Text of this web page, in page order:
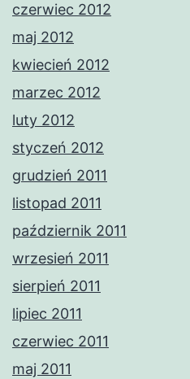
czerwiec 2012
maj 2012
kwiecień 2012
marzec 2012
luty 2012
styczeń 2012
grudzień 2011
listopad 2011
październik 2011
wrzesień 2011
sierpień 2011
lipiec 2011
czerwiec 2011
maj 2011